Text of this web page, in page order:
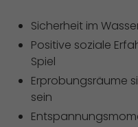
Sicherheit im
Positive soziale
Spiel
Erprobungsräume
sein